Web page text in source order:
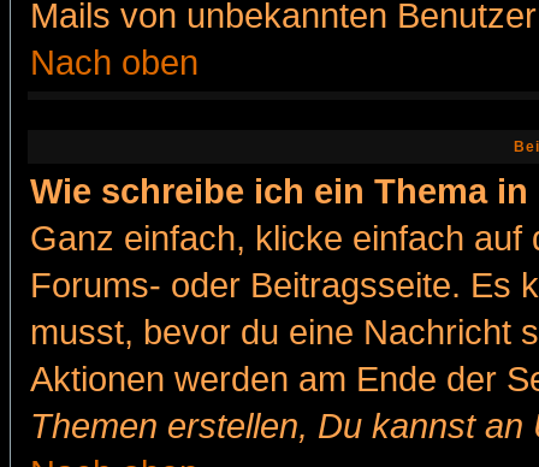
Mails von unbekannten
Nach oben
Wie schreibe ich ein Thema
Ganz einfach, klicke einfach
Forums- oder Beitragsseite. Es
musst, bevor du eine Nachricht
Aktionen werden am Ende der
Themen erstellen, Du kannst